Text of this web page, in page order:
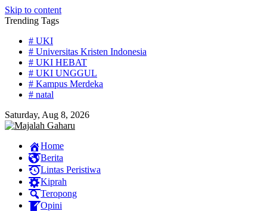
Skip to content
Trending Tags
# UKI
# Universitas Kristen Indonesia
# UKI HEBAT
# UKI UNGGUL
# Kampus Merdeka
# natal
Saturday, Aug 8, 2026
Home
Berita
Lintas Peristiwa
Kiprah
Teropong
Opini